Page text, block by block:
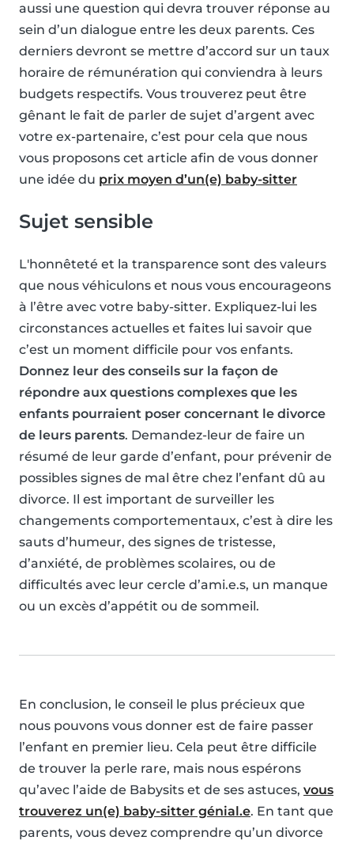
aussi une question qui devra trouver réponse au
sein d’un dialogue entre les deux parents. Ces
derniers devront se mettre d’accord sur un taux
horaire de rémunération qui conviendra à leurs
budgets respectifs. Vous trouverez peut être
gênant le fait de parler de sujet d’argent avec
votre ex-partenaire, c’est pour cela que nous
vous proposons cet article afin de vous donner
une idée du prix moyen d’un(e) baby-sitter
Sujet sensible
L'honnêteté et la transparence sont des valeurs
que nous véhiculons et nous vous encourageons
à l’être avec votre baby-sitter. Expliquez-lui les
circonstances actuelles et faites lui savoir que
c’est un moment difficile pour vos enfants.
Donnez leur des conseils sur la façon de
répondre aux questions complexes que les
enfants pourraient poser concernant le divorce
de leurs parents. Demandez-leur de faire un
résumé de leur garde d’enfant, pour prévenir de
possibles signes de mal être chez l’enfant dû au
divorce. Il est important de surveiller les
changements comportementaux, c’est à dire les
sauts d’humeur, des signes de tristesse,
d’anxiété, de problèmes scolaires, ou de
difficultés avec leur cercle d’ami.e.s, un manque
ou un excès d’appétit ou de sommeil.
En conclusion, le conseil le plus précieux que
nous pouvons vous donner est de faire passer
l’enfant en premier lieu. Cela peut être difficile
de trouver la perle rare, mais nous espérons
qu’avec l’aide de Babysits et de ses astuces, vous
trouverez un(e) baby-sitter génial.e. En tant que
parents, vous devez comprendre qu’un divorce